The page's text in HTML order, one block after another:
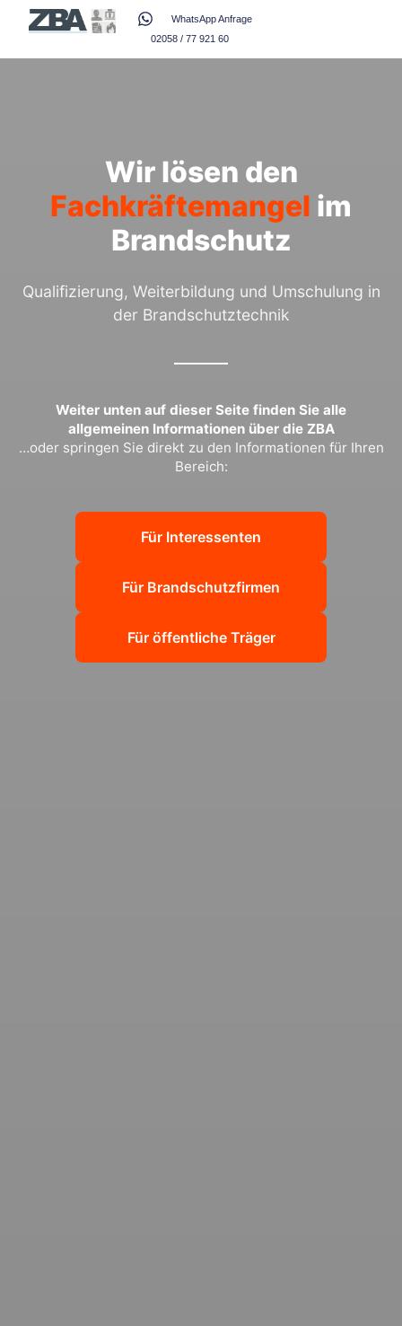
WhatsApp Anfrage
02058 / 77 921 60
Wir lösen den
Fachkräftemangel im
Brandschutz
Qualifizierung, Weiterbildung und Umschulung in
der Brandschutztechnik
Weiter unten auf dieser Seite finden Sie alle
allgemeinen Informationen über die ZBA
…oder springen Sie direkt zu den Informationen für Ihren
Bereich:
Für Interessenten
Für Brandschutzfirmen
Für öffentliche Träger